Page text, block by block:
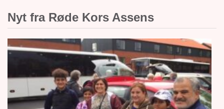
Nyt fra Røde Kors Assens